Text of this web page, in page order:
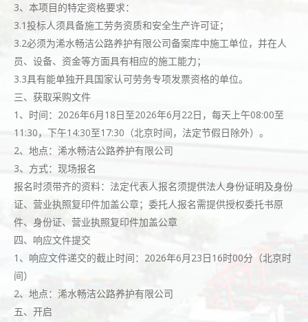
3、本项目的特定资格要求：
3.1投标人须具备施工劳务资质和安全生产许可证；
3.2必须为浠水畅洁公路养护有限公司备案库中施工单位，并在人
员、设备、资金等方面具有相应的施工能力；
3.3具有能单独开具国家认可劳务专项发票资格的单位。
三、获取采购文件
1、时间：2026年6月18日至2026年6月22日，每天上午08:00至
11:30，下午14:30至17:30（北京时间，法定节假日除外）。
2、地点：浠水畅洁公路养护有限公司
3、方式：现场报名
报名时须带齐的资料：法定代表人报名须提供法人身份证明及身份
证、营业执照复印件加盖公章；委托人报名需提供授权委托书原
件、身份证、营业执照复印件加盖公章
四、响应文件提交
1、响应文件递交的截止时间：2026年6月23日16时00分（北京时
间）
2、地点：浠水畅洁公路养护有限公司
五、开启